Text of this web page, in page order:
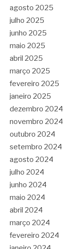
agosto 2025
julho 2025
junho 2025
maio 2025
abril 2025
março 2025
fevereiro 2025
janeiro 2025
dezembro 2024
novembro 2024
outubro 2024
setembro 2024
agosto 2024
julho 2024
junho 2024
maio 2024
abril 2024
março 2024
fevereiro 2024